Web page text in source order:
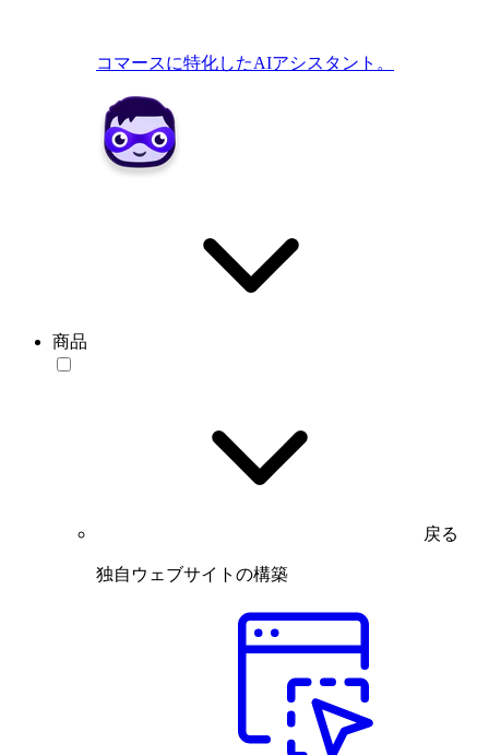
コマースに特化したAIアシスタント。
商品
戻る
独自ウェブサイトの構築